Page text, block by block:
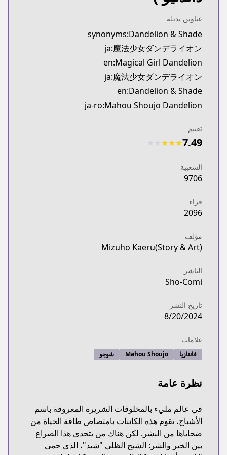
Official English
vizmanga/chapters/magical-girl-dandelion
عناوين بديلة
synonyms:Dandelion & Shade
ja:魔法少女ダンデライオン
en:Magical Girl Dandelion
ja:魔法少女ダンデライオン
en:Dandelion & Shade
ja-ro:Mahou Shoujo Dandelion
تقييم
7.49
★
★
★
الشعبية
9706
قراء
2096
مؤلف
Mizuho Kaeru(Story & Art)
الناشر
Sho-Comi
تاريخ النشر
8/20/2024
علامات
فانتازيا Mahou Shoujo شوجو
نظرة عامة
في عالم مليء بالمخلوقات الشريرة المعروفة باسم
الأشباح، تقوم هذه الكائنات بامتصاص طاقة الحياة من
ضحاياها من البشر. لكن هناك من يتحدى هذا الصراع
بين الخير والشر: الشبح الظلي "شيد"، الذي حمى